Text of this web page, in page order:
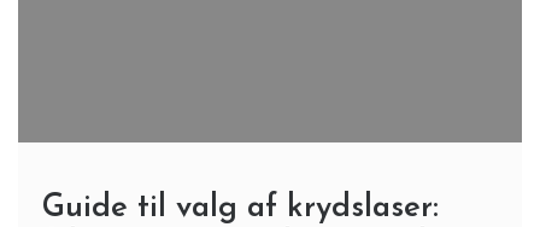
Guide til valg af krydslaser: